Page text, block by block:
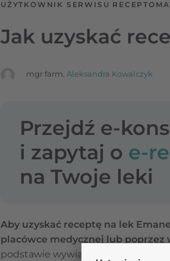
UŻYTKOWNIK SERWISU
Jak uzyskać
mgr farm. Aleksandra Kowalczyk
Przejdź e-
i zapytaj o e-
na Twoje leki
Aby uzyskać receptę na lek
placówce medycznej lub poprzez
podstawie wywiadu medycznego,